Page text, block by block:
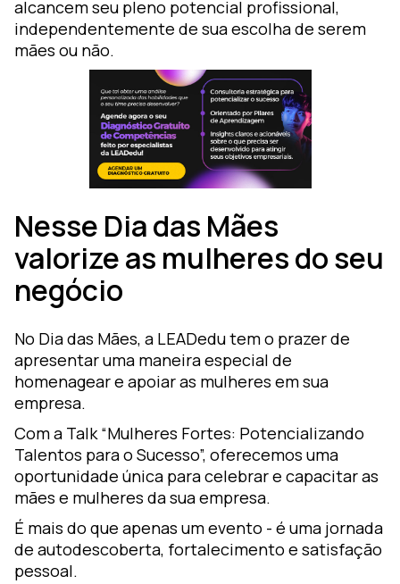
alcancem seu pleno potencial profissional,
independentemente de sua escolha de serem
mães ou não.
Nesse Dia das Mães
valorize as mulheres do seu
negócio
No Dia das Mães, a LEADedu tem o prazer de
apresentar uma maneira especial de
homenagear e apoiar as mulheres em sua
empresa.
Com a Talk “Mulheres Fortes: Potencializando
Talentos para o Sucesso”, oferecemos uma
oportunidade única para celebrar e capacitar as
mães e mulheres da sua empresa.
É mais do que apenas um evento - é uma jornada
de autodescoberta, fortalecimento e satisfação
pessoal.